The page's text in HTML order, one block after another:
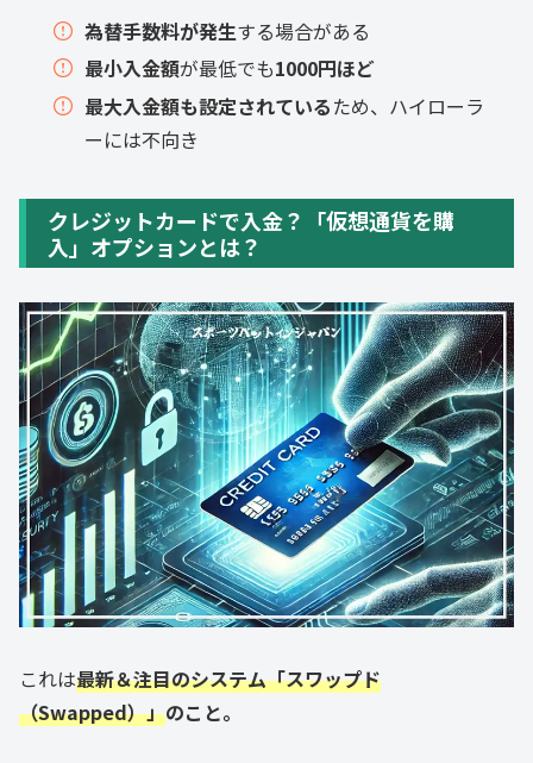
為替手数料が発生する場合がある
最小入金額が最低でも1000円ほど
最大入金額も設定されているため、ハイローラ
ーには不向き
クレジットカードで入金？「仮想通貨を購
入」オプションとは？
これは最新＆注目のシステム「スワップド
（Swapped）」のこと。